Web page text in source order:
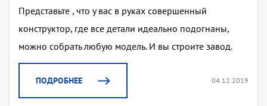
Представьте , что у вас в руках совершенный
конструктор, где все детали идеально подогнаны,
можно собрать любую модель. И вы строите завод.
ПОДРОБНЕЕ 04.12.2019